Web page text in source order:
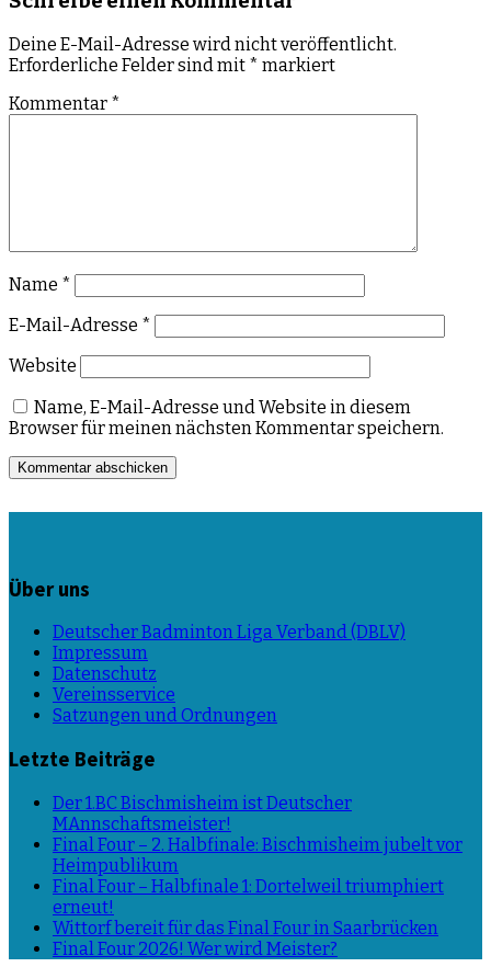
Deine E-Mail-Adresse wird nicht veröffentlicht.
Erforderliche Felder sind mit * markiert
Kommentar *
Name *
E-Mail-Adresse *
Website
Name, E-Mail-Adresse und Website in diesem
Browser für meinen nächsten Kommentar speichern.
Über uns
Deutscher Badminton Liga Verband (DBLV)
Impressum
Datenschutz
Vereinsservice
Satzungen und Ordnungen
Letzte Beiträge
Der 1.BC Bischmisheim ist Deutscher
MAnnschaftsmeister!
Final Four – 2. Halbfinale: Bischmisheim jubelt vor
Heimpublikum
Final Four – Halbfinale 1: Dortelweil triumphiert
erneut!
Wittorf bereit für das Final Four in Saarbrücken
Final Four 2026! Wer wird Meister?